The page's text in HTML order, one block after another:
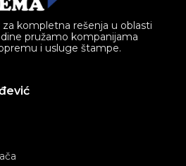
kompletna rešenja u oblasti
pružamo kompanijama
i usluge štampe.